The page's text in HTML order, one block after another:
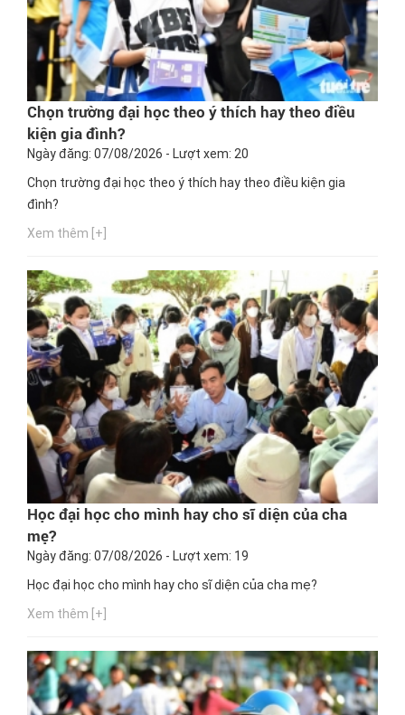
Chọn trường đại học theo ý thích hay theo điều
kiện gia đình?
Ngày đăng: 07/08/2026 - Lượt xem: 20
Chọn trường đại học theo ý thích hay theo điều kiện gia
đình?
Xem thêm [+]
Học đại học cho mình hay cho sĩ diện của cha
mẹ?
Ngày đăng: 07/08/2026 - Lượt xem: 19
Học đại học cho mình hay cho sĩ diện của cha mẹ?
Xem thêm [+]